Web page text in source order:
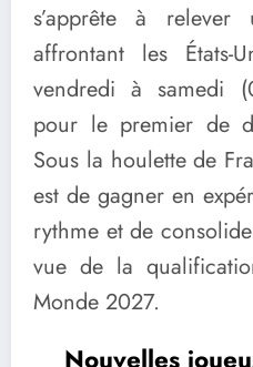
s’apprête à
affrontant les
vendredi à samedi
pour le premier de
Sous la houlette de
est de gagner en
rythme et de
vue de la
Monde 2027.
Nouvelles